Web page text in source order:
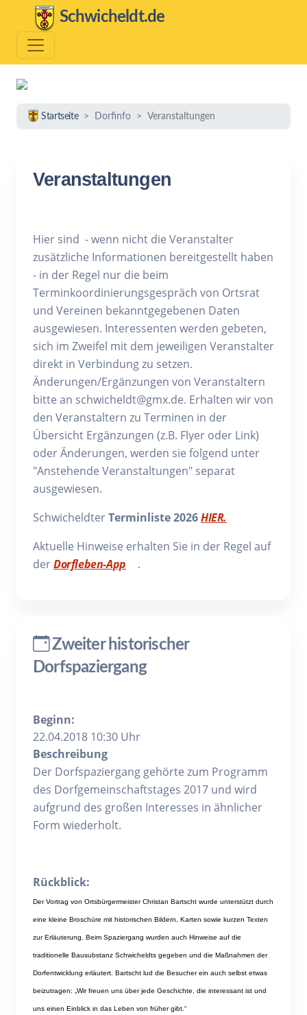
Schwicheldt.de
Startseite Dorfinfo Veranstaltungen
Veranstaltungen
Hier sind - wenn nicht die Veranstalter
zusätzliche Informationen bereitgestellt haben
- in der Regel nur die beim
Terminkoordinierungsgespräch von Ortsrat
und Vereinen bekanntgegebenen Daten
ausgewiesen. Interessenten werden gebeten,
sich im Zweifel mit dem jeweiligen Veranstalter
direkt in Verbindung zu setzen.
Änderungen/Ergänzungen von Veranstaltern
bitte an schwicheldt@gmx.de. Erhalten wir von
den Veranstaltern zu Terminen in der
Übersicht Ergänzungen (z.B. Flyer oder Link)
oder Änderungen, werden sie folgend unter
"Anstehende Veranstaltungen" separat
ausgewiesen.
SchwicheldterTerminliste 2026HIER.
Aktuelle Hinweise erhalten Sie in der Regel auf
derDorfleben-App .
Zweiter historischer
Dorfspaziergang
Beginn:
22.04.2018 10:30 Uhr
Beschreibung
Der Dorfspaziergang gehörte zum Programm
des Dorfgemeinschaftstages 2017 und wird
aufgrund des großen Interesses in ähnlicher
Form wiederholt.
Rückblick:
Der Vortrag von Ortsbürgermeister Christan Bartscht wurde unterstützt durch
eine kleine Broschüre mit historischen Bildern, Karten sowie kurzen Texten
zur Erläuterung. Beim Spaziergang wurden auch Hinweise auf die
traditionelle Bausubstanz Schwicheldts gegeben und die Maßnahmen der
Dorfentwicklung erläutert. Bartscht lud die Besucher ein auch selbst etwas
beizutragen: „Wir freuen uns über jede Geschichte, die interessant ist und
uns einen Einblick in das Leben von früher gibt.“